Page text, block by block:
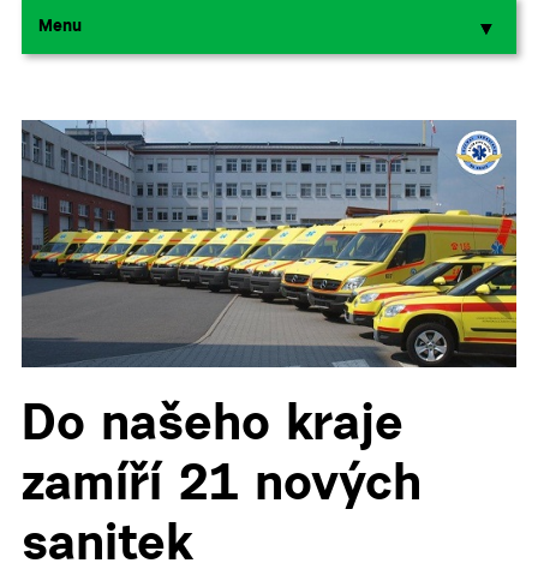
Menu ▼
▼
▼
Do našeho kraje
zamíří 21 nových
sanitek